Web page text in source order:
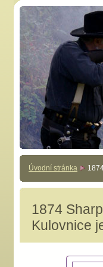
Úvodní stránka
1874
Kulovnice